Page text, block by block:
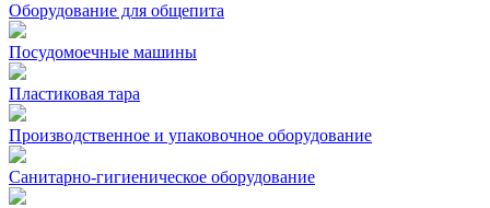
Оборудование для общепита
Посудомоечные машины
Пластиковая тара
Производственное и упаковочное оборудование
Санитарно-гигиеническое оборудование